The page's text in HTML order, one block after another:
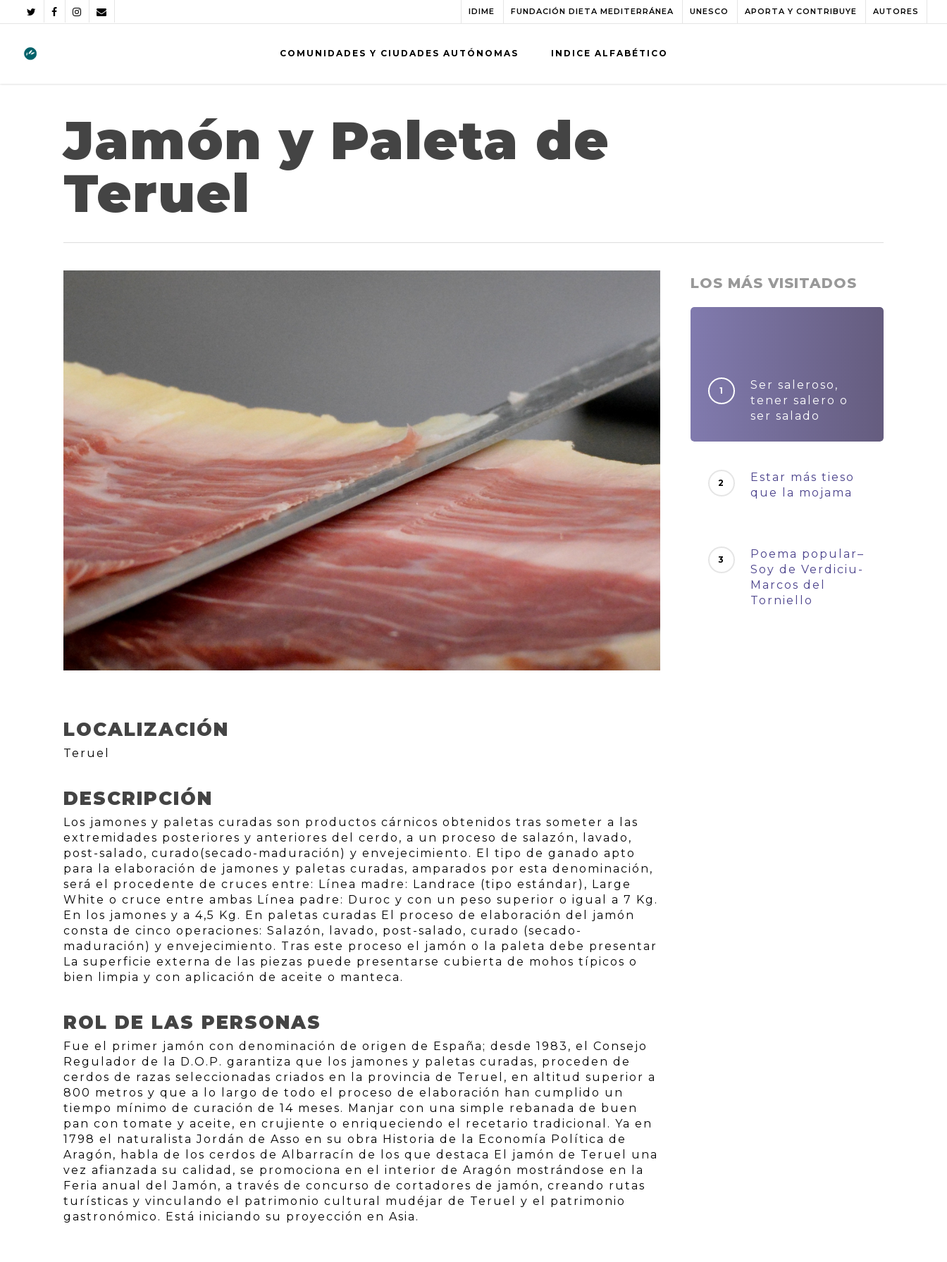
IDIME FUNDACIÓN DIETA MEDITERRÁNEA UNESCO APORTA Y CONTRIBUYE AUTORES
COMUNIDADES Y CIUDADES AUTÓNOMAS INDICE ALFABÉTICO
Jamón y Paleta de
Teruel
LOCALIZACIÓN
Teruel
DESCRIPCIÓN
Los jamones y paletas curadas son productos cárnicos obtenidos tras someter a las
extremidades posteriores y anteriores del cerdo, a un proceso de salazón, lavado,
post-salado, curado(secado-maduración) y envejecimiento. El tipo de ganado apto
para la elaboración de jamones y paletas curadas, amparados por esta denominación,
será el procedente de cruces entre: Línea madre: Landrace (tipo estándar), Large
White o cruce entre ambas Línea padre: Duroc y con un peso superior o igual a 7 Kg.
En los jamones y a 4,5 Kg. En paletas curadas El proceso de elaboración del jamón
consta de cinco operaciones: Salazón, lavado, post-salado, curado (secado-
maduración) y envejecimiento. Tras este proceso el jamón o la paleta debe presentar
La superficie externa de las piezas puede presentarse cubierta de mohos típicos o
bien limpia y con aplicación de aceite o manteca.
ROL DE LAS PERSONAS
Fue el primer jamón con denominación de origen de España; desde 1983, el Consejo
Regulador de la D.O.P. garantiza que los jamones y paletas curadas, proceden de
cerdos de razas seleccionadas criados en la provincia de Teruel, en altitud superior a
800 metros y que a lo largo de todo el proceso de elaboración han cumplido un
tiempo mínimo de curación de 14 meses. Manjar con una simple rebanada de buen
pan con tomate y aceite, en crujiente o enriqueciendo el recetario tradicional. Ya en
1798 el naturalista Jordán de Asso en su obra Historia de la Economía Política de
Aragón, habla de los cerdos de Albarracín de los que destaca El jamón de Teruel una
vez afianzada su calidad, se promociona en el interior de Aragón mostrándose en la
Feria anual del Jamón, a través de concurso de cortadores de jamón, creando rutas
turísticas y vinculando el patrimonio cultural mudéjar de Teruel y el patrimonio
gastronómico. Está iniciando su proyección en Asia.
LOS MÁS VISITADOS
Ser saleroso,
tener salero o
ser salado
Estar más tieso
que la mojama
Poema popular–
Soy de Verdiciu-
Marcos del
Torniello